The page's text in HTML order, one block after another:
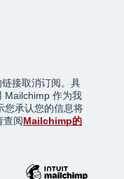
接取消订阅。具
Mailchimp 作为我
您承认您的信息将
查阅Mailchimp的